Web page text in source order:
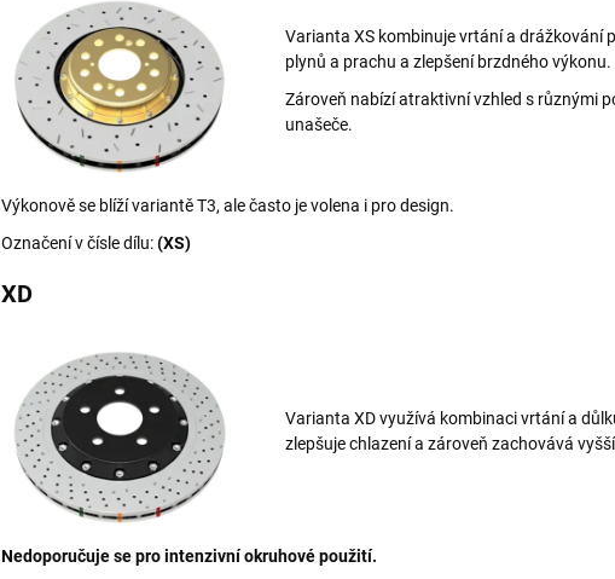
Varianta XS kombinuje vrtání a drážkování
plynů a prachu a zlepšení brzdného výkonu.
Zároveň nabízí atraktivní vzhled s různými
unašeče.
Výkonově se blíží variantě T3, ale často je volena i pro design.
Označení v čísle dílu:(XS)
XD
Varianta XD využívá kombinaci vrtání a
zlepšuje chlazení a zároveň zachovává
Nedoporučuje se pro intenzivní okruhové použití.